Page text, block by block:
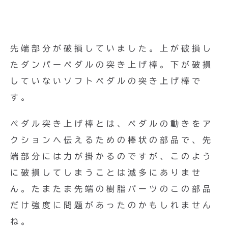
先端部分が破損していました。上が破損し
たダンパーペダルの突き上げ棒。下が破損
していないソフトペダルの突き上げ棒で
す。
ペダル突き上げ棒とは、ペダルの動きをア
クションへ伝えるための棒状の部品で、先
端部分には力が掛かるのですが、このよう
に破損してしまうことは滅多にありませ
ん。たまたま先端の樹脂パーツのこの部品
だけ強度に問題があったのかもしれません
ね。